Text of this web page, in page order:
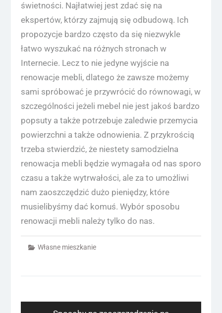
świetności. Najłatwiej jest zdać się na
ekspertów, którzy zajmują się odbudową. Ich
propozycje bardzo często da się niezwykle
łatwo wyszukać na różnych stronach w
Internecie. Lecz to nie jedyne wyjście na
renowacje mebli, dlatego że zawsze możemy
sami spróbować je przywrócić do równowagi, w
szczególności jeżeli mebel nie jest jakoś bardzo
popsuty a także potrzebuje zaledwie przemycia
powierzchni a także odnowienia. Z przykrością
trzeba stwierdzić, że niestety samodzielna
renowacja mebli będzie wymagała od nas sporo
czasu a także wytrwałości, ale za to umożliwi
nam zaoszczędzić dużo pieniędzy, które
musielibyśmy dać komuś. Wybór sposobu
renowacji mebli należy tylko do nas.
Własne mieszkanie